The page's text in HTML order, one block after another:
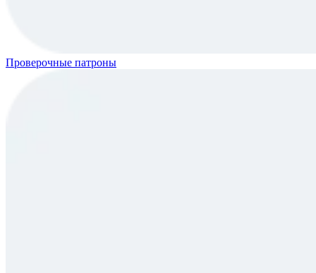
Проверочные патроны